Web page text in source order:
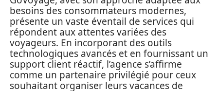
besoins des consommateurs modernes,
présente un vaste éventail de services qui
répondent aux attentes variées des
voyageurs. En incorporant des outils
technologiques avancés et en fournissant un
support client réactif, l’agence s’affirme
comme un partenaire privilégié pour ceux
souhaitant organiser leurs vacances de